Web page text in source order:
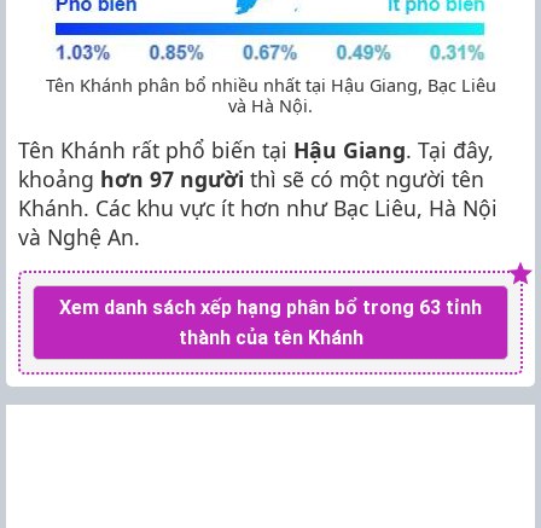
Tên Khánh phân bổ nhiều nhất tại Hậu Giang, Bạc Liêu
và Hà Nội.
Tên Khánh rất phổ biến tại Hậu Giang. Tại đây,
khoảng hơn 97 người thì sẽ có một người tên
Khánh. Các khu vực ít hơn như Bạc Liêu, Hà Nội
và Nghệ An.
Xem danh sách xếp hạng phân bổ trong 63 tỉnh
thành của tên Khánh